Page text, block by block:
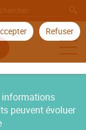
Refuser
informations
peuvent évoluer